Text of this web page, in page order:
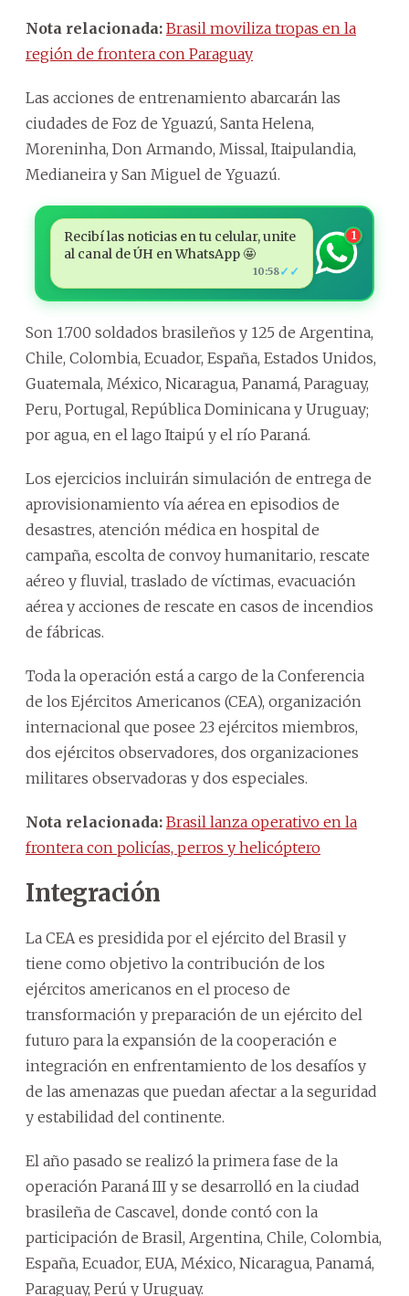
Nota relacionada: Brasil moviliza tropas en la
región de frontera con Paraguay
Las acciones de entrenamiento abarcarán las
ciudades de Foz de Yguazú, Santa Helena,
Moreninha, Don Armando, Missal, Itaipulandia,
Medianeira y San Miguel de Yguazú.
Recibí las noticias en tu celular, unite
al canal de ÚH en WhatsApp 🤩
10:58✓✓
1
Son 1.700 soldados brasileños y 125 de Argentina,
Chile, Colombia, Ecuador, España, Estados Unidos,
Guatemala, México, Nicaragua, Panamá, Paraguay,
Peru, Portugal, República Dominicana y Uruguay;
por agua, en el lago Itaipú y el río Paraná.
Los ejercicios incluirán simulación de entrega de
aprovisionamiento vía aérea en episodios de
desastres, atención médica en hospital de
campaña, escolta de convoy humanitario, rescate
aéreo y fluvial, traslado de víctimas, evacuación
aérea y acciones de rescate en casos de incendios
de fábricas.
Toda la operación está a cargo de la Conferencia
de los Ejércitos Americanos (CEA), organización
internacional que posee 23 ejércitos miembros,
dos ejércitos observadores, dos organizaciones
militares observadoras y dos especiales.
Nota relacionada: Brasil lanza operativo en la
frontera con policías, perros y helicóptero
Integración
La CEA es presidida por el ejército del Brasil y
tiene como objetivo la contribución de los
ejércitos americanos en el proceso de
transformación y preparación de un ejército del
futuro para la expansión de la cooperación e
integración en enfrentamiento de los desafíos y
de las amenazas que puedan afectar a la seguridad
y estabilidad del continente.
El año pasado se realizó la primera fase de la
operación Paraná III y se desarrolló en la ciudad
brasileña de Cascavel, donde contó con la
participación de Brasil, Argentina, Chile, Colombia,
España, Ecuador, EUA, México, Nicaragua, Panamá,
Paraguay, Perú y Uruguay.